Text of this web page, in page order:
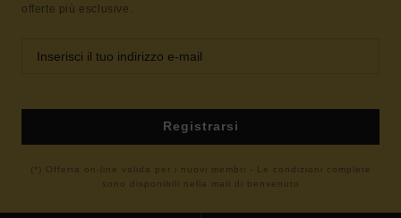
offerte più esclusive.
Registrarsi
(*) Offerta on-line valida per i nuovi membri - Le condizioni complete
sono disponibili nella mail di benvenuto